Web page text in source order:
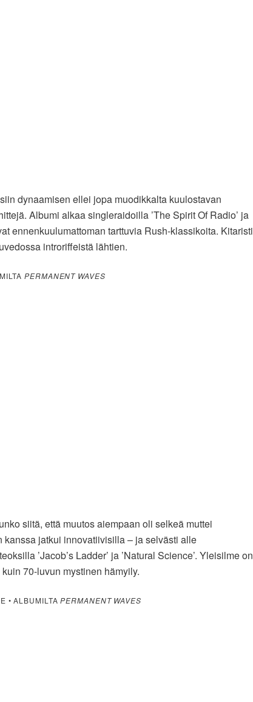
dynaamisen ellei jopa muodikkalta kuulostavan
Albumi alkaa singleraidoilla ’The Spirit Of Radio’ ja
ennenkuulumattoman tarttuvia Rush-klassikoita. Kitaristi
introriffeistä lähtien.
PERMANENT WAVES
siitä, että muutos aiempaan oli selkeä muttei
kanssa jatkui innovatiivisilla – ja selvästi alle
’Jacob’s Ladder’ ja ’Natural Science’. Yleisilme on
70-luvun mystinen hämyily.
• ALBUMILTAPERMANENT WAVES